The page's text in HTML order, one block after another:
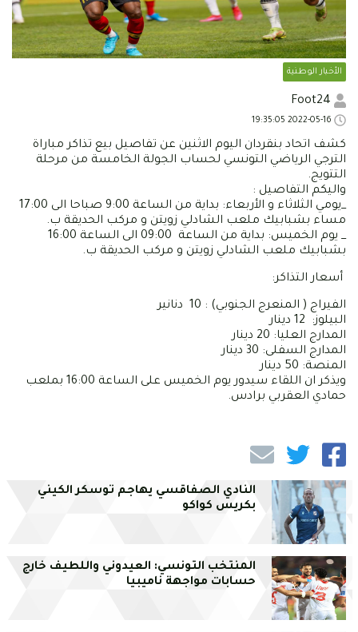
الأخبار الوطنية
كشف اتحاد بنقردان اليوم الاثنين عن تفاصيل بيع تذاكر مباراة
الترجي الرياضي التونسي لحساب الجولة الخامسة من مرحلة
التتويج.
واليكم التفاصيل :
_يومي الثلاثاء و الأربعاء: بداية من الساعة 9:00 صباحا الى 17:00
مساء بشبابيك ملعب الشادلي زويتن و مركب الحديقة ب.
_ يوم الخميس: بداية من الساعة 09:00 الى الساعة 16:00
بشبابيك ملعب الشادلي زويتن و مركب الحديقة ب.
أسعار التذاكر:
الفيراج ( المنعرج الجنوبي) : 10 دنانير
البيلوز: 12 دينار
المدارج العليا: 20 دينار
المدارج السفلى: 30 دينار
المنصة: 50 دينار
ويذكر ان اللقاء سيدور يوم الخميس على الساعة 16:00 بملعب
حمادي العقربي برادس.
النادي الصفاقسي يهاجم توسكر الكيني
بكريس كواكو
المنتخب التونسي: العيدوني واللطيف خارج
حسابات مواجهة ناميبيا